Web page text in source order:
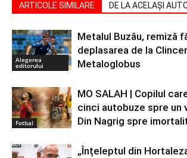
ARTICOLE SIMILARE DE LA ACELAȘI
Alegerea
editorului
Metalul Buzău, remiză
deplasarea de la
Metaloglobus
Fotbal
MO SALAH | Copilul
cinci autobuze spre un
Din Nagrig spre
„Înțeleptul din